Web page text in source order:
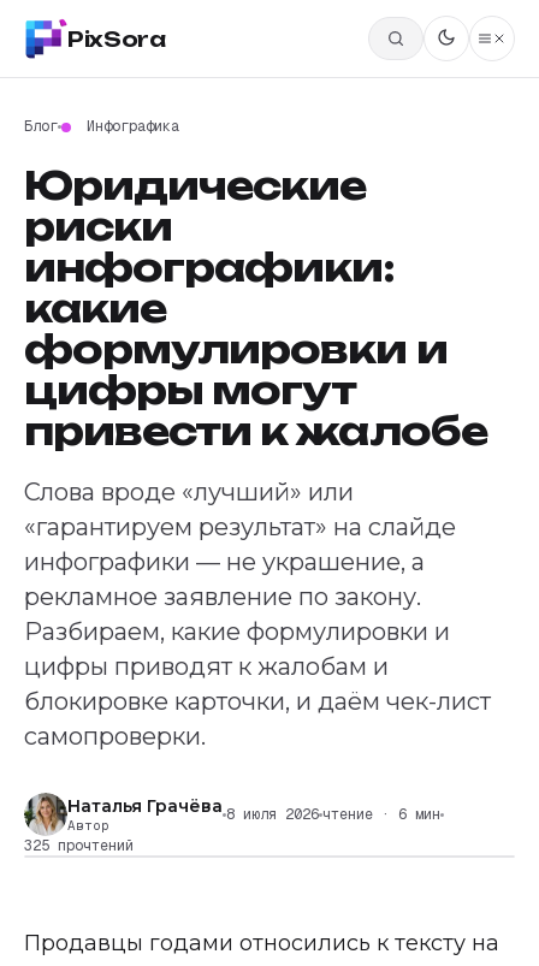
PixSora
Блог Инфографика
Юридические
риски
инфографики:
какие
формулировки и
цифры могут
привести к жалобе
Слова вроде «лучший» или
«гарантируем результат» на слайде
инфографики — не украшение, а
рекламное заявление по закону.
Разбираем, какие формулировки и
цифры приводят к жалобам и
блокировке карточки, и даём чек-лист
самопроверки.
Наталья Грачёва
Автор
8 июля 2026 чтение · 6 мин
325 прочтений
Продавцы годами относились к тексту на